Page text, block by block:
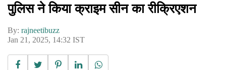
पुलिस ने किया क्राइम सीन का रीक्रिएशन
By: rajneetibuzz
Jan 21, 2025, 14:32 IST